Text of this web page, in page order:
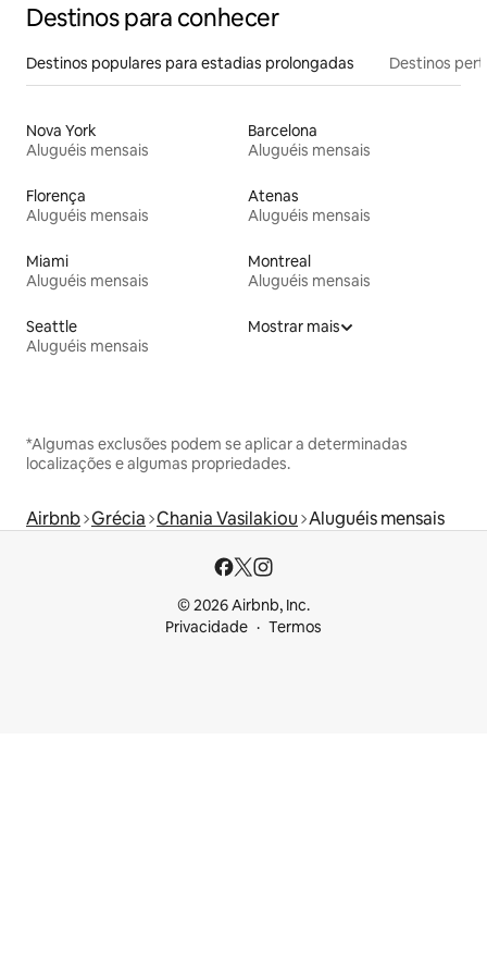
Destinos para conhecer
Destinos populares para estadias prolongadas Destinos
Nova York
Aluguéis mensais
Barcelona
Aluguéis mensais
Florença
Aluguéis mensais
Atenas
Aluguéis mensais
Miami
Aluguéis mensais
Montreal
Aluguéis mensais
Seattle
Aluguéis mensais
Mostrar mais
*Algumas exclusões podem se aplicar a determinadas
localizações e algumas propriedades.
Airbnb Grécia Chania Vasilakiou Aluguéis mensais
© 2026 Airbnb, Inc.
Privacidade
Termos